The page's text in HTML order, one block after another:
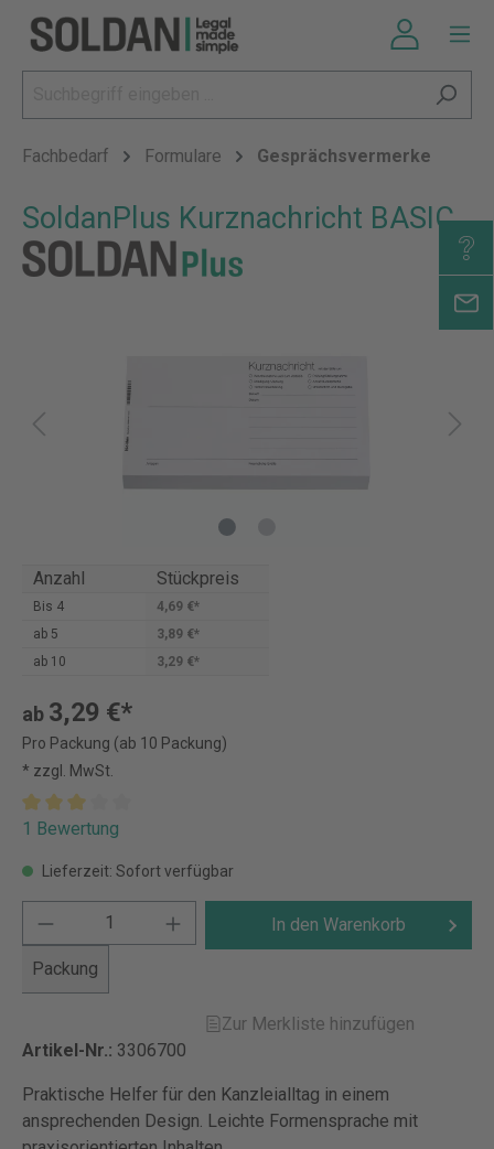
Fachbedarf Formulare Gesprächsvermerke
SoldanPlus Kurznachricht BASIC
Anzahl Stückpreis
Bis 4
4,69 €*
ab 5
3,89 €*
ab 10 3,29 €*
ab 3,29 €*
Pro Packung (ab 10 Packung)
* zzgl. MwSt.
1 Bewertung
Lieferzeit: Sofort verfügbar
Packung
In den Warenkorb
Zur Merkliste hinzufügen
Artikel-Nr.: 3306700
Praktische Helfer für den Kanzleialltag in einem
ansprechenden Design. Leichte Formensprache mit